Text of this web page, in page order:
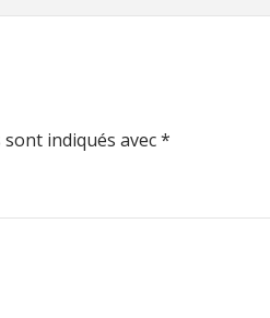
indiqués avec*